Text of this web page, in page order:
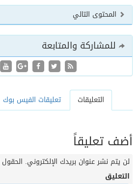
المحتوى التالي
للمشاركة والمتابعة
التعليقات تعليقات الفيس بوك
أضف تعليقاً
لن يتم نشر عنوان بريدك الإلكتروني. الحقول
التعليق